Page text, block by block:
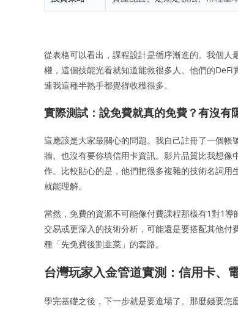
從表格可以看出，課程設計是循序漸進的。我個
權，這個技能光看就知道能救很多人。他們的
連我這種半熟手都覺得收穫很多。
實際測試：說免費就真的免費？有沒有
這應該是大家最關心的問題。我自己註冊了一個
牆、也沒有要你填信用卡資訊。影片品質比我想
作。比較貼心的是，他們把很多複雜的技術名詞
就能理解。
當然，免費的資源不可能像付費課程那樣有1對1
交易或更深入的技術分析，可能還是要搭配其他付
種「先免費後割韭菜」的套路。
台灣玩家入金管道實測：信用卡、
學完基礎之後，下一步就是要進場了。那麼錢要